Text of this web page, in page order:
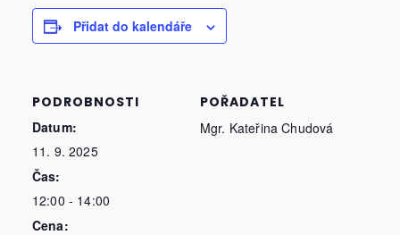
Přidat do kalendáře
PODROBNOSTI
Datum:
11. 9. 2025
Čas:
12:00 - 14:00
Cena:
POŘADATEL
Mgr. Kateřina Chudová